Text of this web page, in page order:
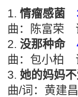
情瘤感菌
曲：陈富荣
没那种命
曲：包小柏
她的妈妈
曲/词：黄建